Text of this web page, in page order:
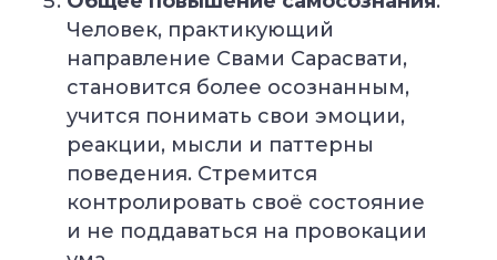
Человек, практикующий
направление Свами Сарасвати,
становится более осознанным,
учится понимать свои эмоции,
реакции, мысли и паттерны
поведения. Стремится
контролировать своё состояние
и не поддаваться на провокации
40 000 руб